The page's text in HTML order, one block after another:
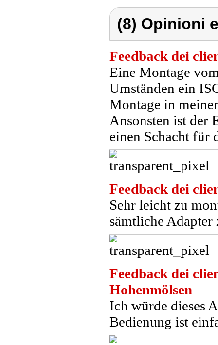
(8) Opinioni
Feedback dei
Eine Montage
Umständen ein
Montage in
Ansonsten ist der
einen Schacht für
Feedback dei
Sehr leicht zu
sämtliche Adapter
Feedback dei
Hohenmölsen
Ich würde dieses
Bedienung ist